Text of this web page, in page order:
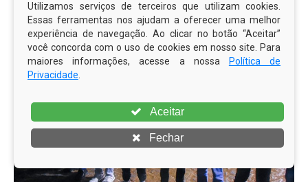
Utilizamos serviços de terceiros que utilizam cookies.
Essas ferramentas nos ajudam a oferecer uma melhor
experiência de navegação. Ao clicar no botão “Aceitar”
você concorda com o uso de cookies em nosso site. Para
maiores informações, acesse a nossa
Política de
Privacidade
Aceitar
Fechar